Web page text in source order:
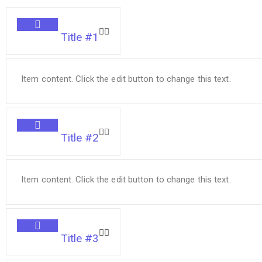
Title #1
Item content. Click the edit button to change this text.
Title #2
Item content. Click the edit button to change this text.
Title #3